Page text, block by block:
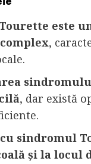
este
,
, dar există
sindromul
și la locul